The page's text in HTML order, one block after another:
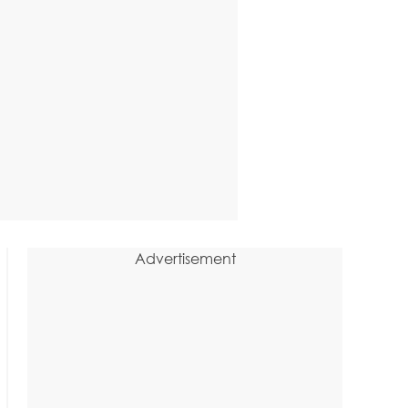
Advertisement